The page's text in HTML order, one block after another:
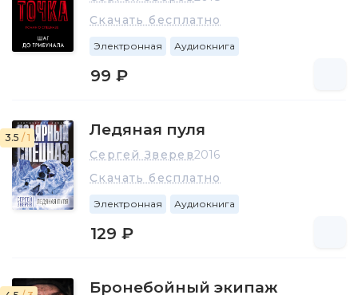
Скачать бесплатно
Электронная Аудиокнига
99 ₽
3.5 / 1 Ледяная пуля
Сергей Зверев2016
Скачать бесплатно
Электронная Аудиокнига
129 ₽
Бронебойный экипаж